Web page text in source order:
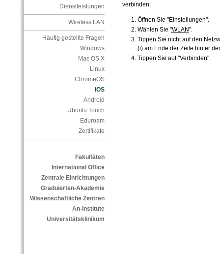
Dienstleistungen
Wireless LAN
Häufig gestellte Fragen
Windows
Mac OS X
Linux
ChromeOS
iOS
Android
Ubuntu Touch
Eduroam
Zertifikate
Fakultäten
International Office
Zentrale Einrichtungen
Graduierten-Akademie
Wissenschaftliche Zentren
An-Institute
Universitätsklinikum
verbinden:
Öffnen Sie "Einstellungen".
Wählen Sie "WLAN".
Tippen Sie nicht auf den
(i) am Ende der Zeile hinter
Tippen Sie auf "Verbinden".